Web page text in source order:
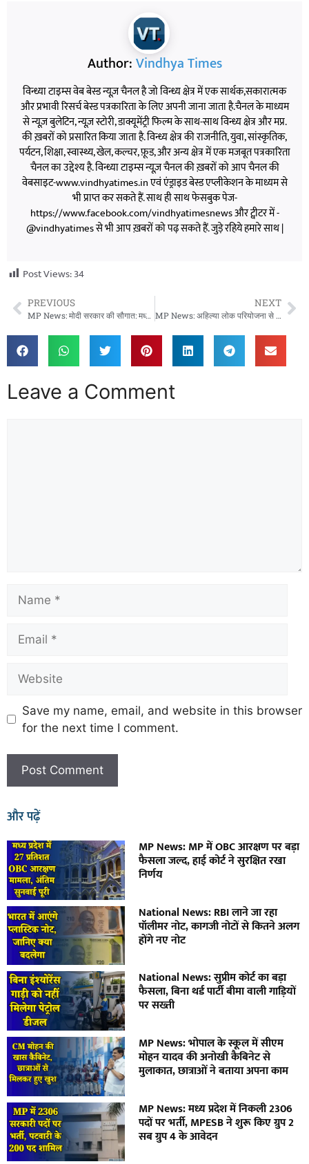
Author:Vindhya Times
विन्ध्या टाइम्स वेब बेस्ड न्यूज़ चैनल है जो विन्ध्य क्षेत्र में एक सार्थक,सकारात्मक
और प्रभावी रिसर्च बेस्ड पत्रकारिता के लिए अपनी जाना जाता है.चैनल के माध्यम
से न्यूज़ बुलेटिन, न्यूज़ स्टोरी, डाक्यूमेंट्री फिल्म के साथ-साथ विन्ध्य क्षेत्र और मप्र.
की ख़बरों को प्रसारित किया जाता है. विन्ध्य क्षेत्र की राजनीति, युवा, सांस्कृतिक,
पर्यटन, शिक्षा, स्वास्थ्य, खेल, कल्चर, फ़ूड, और अन्य क्षेत्र में एक मजबूत पत्रकारिता
चैनल का उद्देश्य है. विन्ध्या टाइम्स न्यूज़ चैनल की ख़बरों को आप चैनल की
वेबसाइट-www.vindhyatimes.in एवं एंड्राइड बेस्ड एप्लीकेशन के माध्यम से
भी प्राप्त कर सकते हैं. साथ ही साथ फेसबुक पेज-
https://www.facebook.com/vindhyatimesnews और ट्वीटर में -
@vindhyatimes से भी आप ख़बरों को पढ़ सकते हैं. जुड़े रहिये हमारे साथ |
Post Views:34
PREVIOUS
MP News: मोदी सरकार की सौगात: मध्यप्रदेश में जुलवानिया–खंडवा–बैतूल नेशनल हाईवे परियोजना को मंजूरी
NEXT
MP News: अहिल्या लोक परियोजना से बदलेगा महेश्वर का स्वरूप, आध्यात्मिक और पर्यटन को मिलेगा नया आयाम
Leave a Comment
Save my name, email, and website in this browser
for the next time I comment.
और पढ़ें
MP News: MP में OBC आरक्षण पर बड़ा
फैसला जल्द, हाई कोर्ट ने सुरक्षित रखा
निर्णय
National News: RBI लाने जा रहा
पॉलीमर नोट, कागजी नोटों से कितने अलग
होंगे नए नोट
National News: सुप्रीम कोर्ट का बड़ा
फैसला, बिना थर्ड पार्टी बीमा वाली गाड़ियों
पर सख्ती
MP News: भोपाल के स्कूल में सीएम
मोहन यादव की अनोखी कैबिनेट से
मुलाकात, छात्राओं ने बताया अपना काम
MP News: मध्य प्रदेश में निकली 2306
पदों पर भर्ती, MPESB ने शुरू किए ग्रुप 2
सब ग्रुप 4 के आवेदन